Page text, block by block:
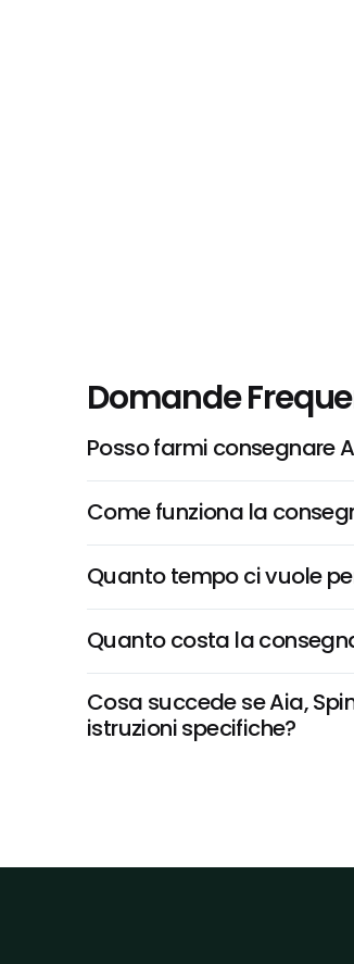
Domande
Posso farmi consegnare
Come funziona la
Quanto tempo ci vuole
Quanto costa la
Cosa succede se Aia,
istruzioni specifiche?